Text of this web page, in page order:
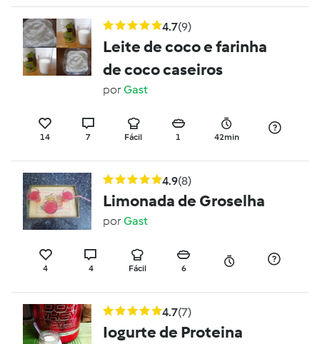
4.7(9)
Leite de coco e farinha
de coco caseiros
porGast
14 7 Fácil 1 42min
4.9(8)
Limonada de Groselha
porGast
4 4 Fácil 6
4.7(7)
Iogurte de Proteina